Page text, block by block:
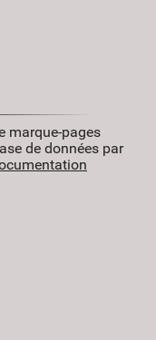
marque-pages
de données par